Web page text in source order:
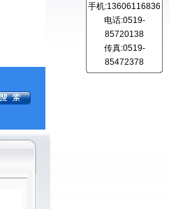
手机:13606116836
电话:0519-
85720138
传真:0519-
85472378